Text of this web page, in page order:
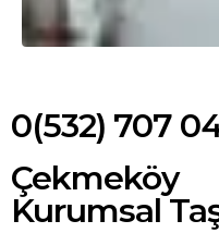
0(532) 707
Kurumsal